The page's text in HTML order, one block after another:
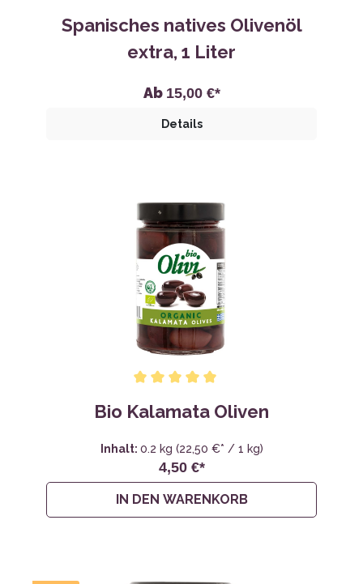
Spanisches natives Olivenöl
extra, 1 Liter
Ab 15,00 €*
Details
Bio Kalamata Oliven
Inhalt: 0.2 kg (22,50 €* / 1 kg)
4,50 €*
IN DEN WARENKORB